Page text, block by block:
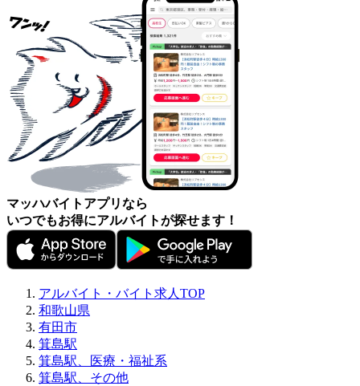
マッハバイトアプリなら
いつでもお得にアルバイトが探せます！
アルバイト・バイト求人TOP
和歌山県
有田市
箕島駅
箕島駅、医療・福祉系
箕島駅、その他